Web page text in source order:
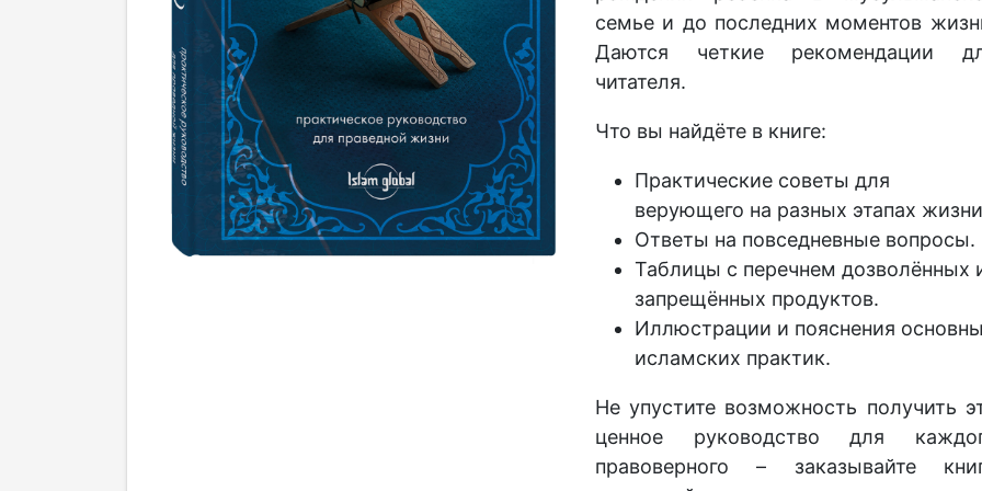
семье и до последних моментов
Даются четкие рекомендации
читателя.
Что вы найдёте в книге:
Практические советы для
верующего на разных этапах
Ответы на повседневные вопросы.
Таблицы с перечнем дозволённых
запрещённых продуктов.
Иллюстрации и пояснения
исламских практик.
Не упустите возможность получить
ценное руководство для
правоверного – заказывайте